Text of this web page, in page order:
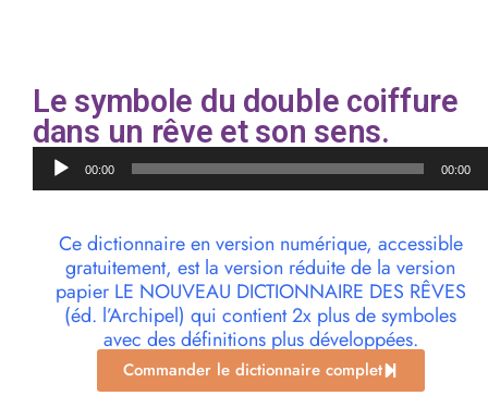
Le symbole du double coiffure
dans un rêve et son sens.
Lecteur
audio00:00 00:00
Ce dictionnaire en version numérique, accessible
gratuitement, est la version réduite de la version
papier LE NOUVEAU DICTIONNAIRE DES RÊVES
(éd. l’Archipel) qui contient 2x plus de symboles
avec des définitions plus développées.
Commander le dictionnaire complet